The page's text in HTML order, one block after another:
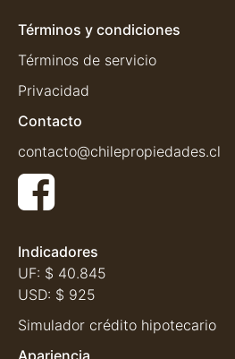
Términos y condiciones
Términos de servicio
Privacidad
Contacto
contacto@chilepropiedades.cl
Indicadores
UF: $ 40.845
USD: $ 925
Simulador crédito hipotecario